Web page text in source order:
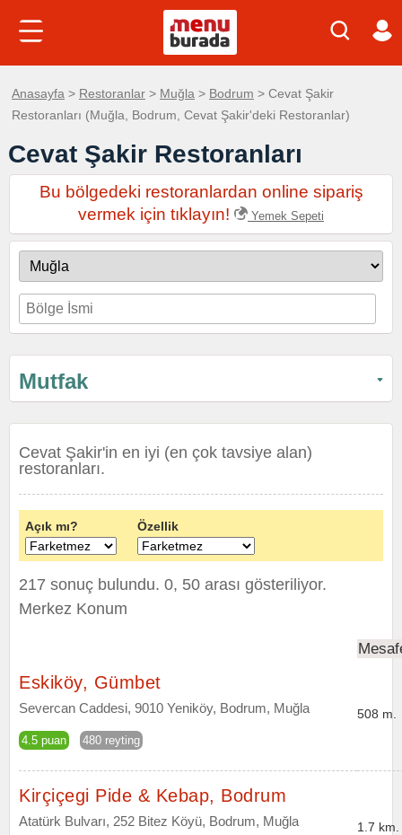
Anasayfa > Restoranlar > Muğla > Bodrum > Cevat Şakir
Restoranları (Muğla, Bodrum, Cevat Şakir'deki Restoranlar)
Cevat Şakir Restoranları
Bu bölgedeki restoranlardan online sipariş
vermek için tıklayın!
Yemek Sepeti
Mutfak
Cevat Şakir'in en iyi (en çok tavsiye alan)
restoranları.
Açık mı? Özellik
217 sonuç bulundu. 0, 50 arası gösteriliyor.
Merkez Konum
Eskiköy, Gümbet
Severcan Caddesi, 9010 Yeniköy, Bodrum, Muğla
4.5 puan 480 reyting
508 m.
Kirçiçegi Pide & Kebap, Bodrum
Atatürk Bulvarı, 252 Bitez Köyü, Bodrum, Muğla 1.7 km.